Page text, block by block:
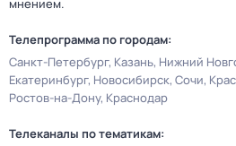
мнением.
Телепрограмма по городам:
Санкт-Петербург Казань Нижний
Екатеринбург Новосибирск Сочи
Ростов-на-Дону Краснодар
Телеканалы по тематикам: